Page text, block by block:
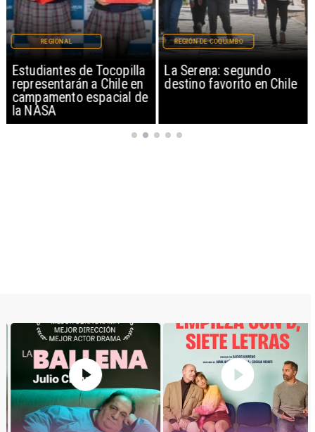
Estudiantes de Tocopilla
representarán a Chile en
campamento espacial de
la NASA
REGIONAL
La Serena: segundo
destino favorito en Chile
REGIÓN DE COQUIMBO